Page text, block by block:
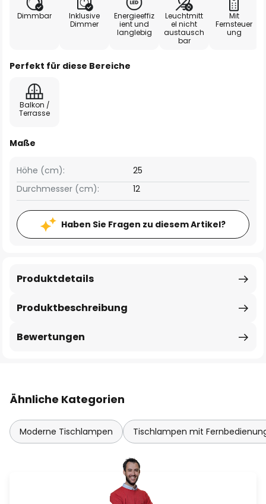
Dimmbar
Inklusive
Dimmer
Energieeffiz
ient und
langlebig
Leuchtmitt
el nicht
austausch
bar
Mit
Fernsteuer
ung
Perfekt für diese Bereiche
Balkon /
Terrasse
Maße
Höhe (cm):
25
Durchmesser (cm):
12
Haben Sie Fragen zu diesem Artikel?
Produktbeschreibung
Produktdetails
Bewertungen
Ähnliche Kategorien
Moderne Tischlampen Tischlampen mit